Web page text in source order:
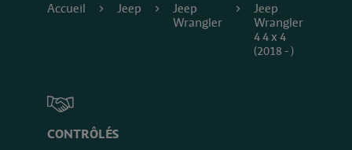
Accueil Jeep
Jeep
Wrangler
Jeep
Wrangler
4 4 x 4
(2018 - )
CONTRÔLÉS